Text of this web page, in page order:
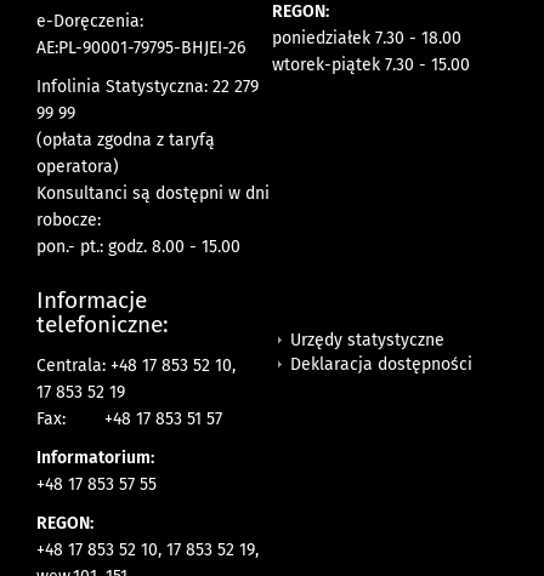
e-Doręczenia:
AE:PL-90001-79795-BHJEI-26
Infolinia Statystyczna: 22 279
99 99
(opłata zgodna z taryfą
operatora)
Konsultanci są dostępni w dni
robocze:
pon.- pt.: godz. 8.00 - 15.00
REGON:
poniedziałek 7.30 - 18.00
wtorek-piątek 7.30 - 15.00
Informacje
telefoniczne:
Centrala: +48 17 853 52 10,
17 853 52 19
Fax:
+48 17 853 51 57
Informatorium:
+48 17 853 57 55
REGON:
+48 17 853 52 10, 17 853 52 19,
Urzędy statystyczne
Deklaracja dostępności